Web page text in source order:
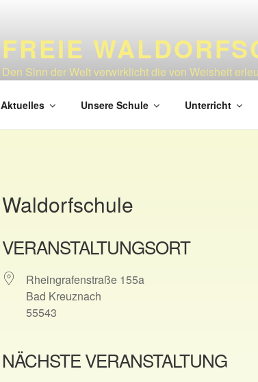
FREIE
Den Sinn der Welt verwirklicht die von Weisheit
Aktuelles Unsere Schule Unterricht
Waldorfschule
VERANSTALTUNGSORT
Rheingrafenstraße 155a
Bad Kreuznach
55543
NÄCHSTE VERANSTALTUNG